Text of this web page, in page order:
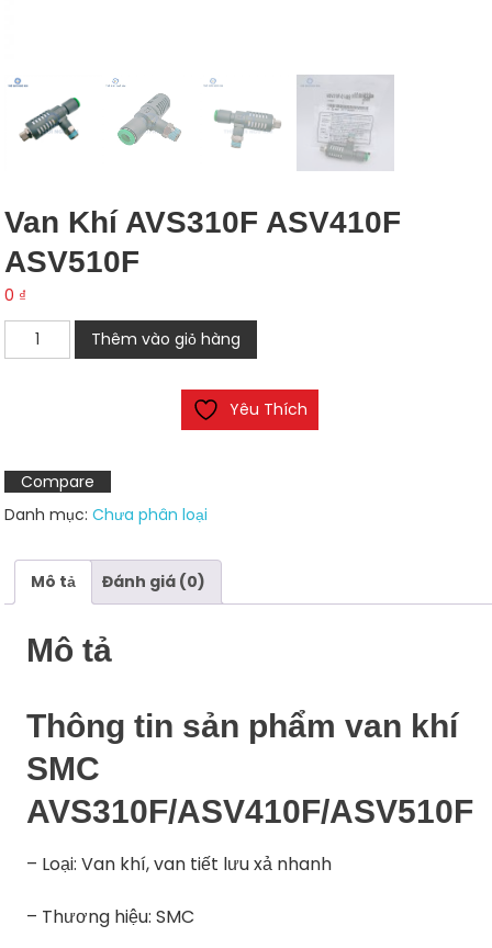
Van Khí AVS310F ASV410F
ASV510F
0 ₫
Khí
số
lượng
Thêm vào giỏ hàng
Yêu Thích
Compare
Danh mục:Chưa phân loại
Mô tả Đánh giá (0)
Mô tả
Thông tin sản phẩm van khí
SMC
AVS310F/ASV410F/ASV510F
– Loại: Van khí, van tiết lưu xả nhanh
– Thương hiệu: SMC